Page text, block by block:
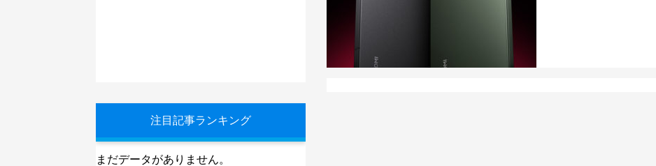
注目記事ランキング
まだデータがありません。